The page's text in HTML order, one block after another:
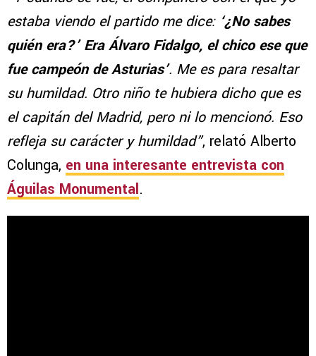
estaba viendo el partido me dice: ‘¿No sabes
quién era?’ Era Álvaro Fidalgo, el chico ese que
fue campeón de Asturias’. Me es para resaltar
su humildad. Otro niño te hubiera dicho que es
el capitán del Madrid, pero ni lo mencionó. Eso
refleja su carácter y humildad”, relató Alberto
Colunga, en una interesante entrevista con
Águilas Monumental.